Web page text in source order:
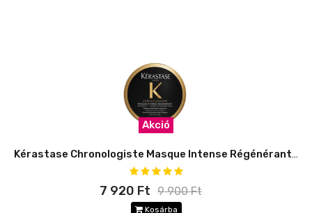
Akció
Kérastase Chronologiste Masque Intense Régénérant - TRAVEL SIZE
7 920 Ft 9 900 Ft
Kosárba